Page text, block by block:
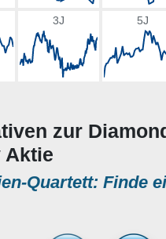
3J 5J
zur
Aktie
Quartett: Finde